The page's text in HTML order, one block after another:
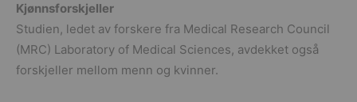
Kjønnsforskjeller
Studien, ledet av forskere fra Medical Research Council
(MRC) Laboratory of Medical Sciences, avdekket også
forskjeller mellom menn og kvinner.